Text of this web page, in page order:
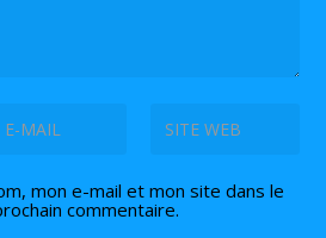
mon e-mail et mon site dans le
commentaire.